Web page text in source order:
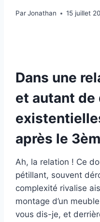
ParJonathan 15 juillet
Dans une
et autant
après le
Ah, la relation ! Ce
pétillant, souvent
complexité rivalise
montage d’un
vous dis-je, et